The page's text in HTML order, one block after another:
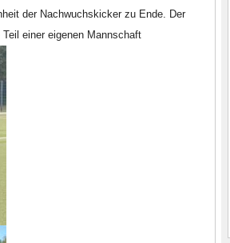
der Nachwuchskicker zu Ende. Der
einer eigenen Mannschaft